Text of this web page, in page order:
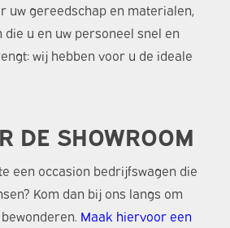
uw gereedschap en materialen,
die u en uw personeel snel en
wij hebben voor u de ideale
DE SHOWROOM
een occasion bedrijfswagen die
Kom dan bij ons langs om
Maak hiervoor een